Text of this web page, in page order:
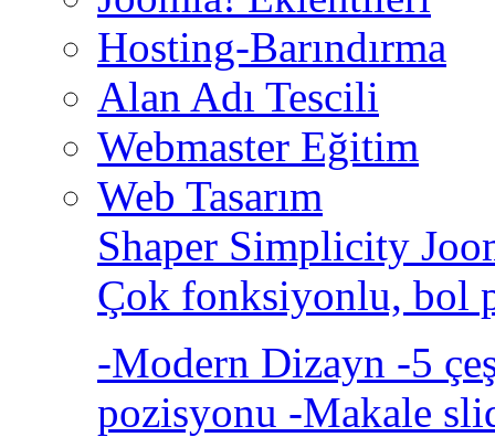
Hosting-Barındırma
Alan Adı Tescili
Webmaster Eğitim
Web Tasarım
Shaper Simplicity
Çok fonksiyonlu, bol
-Modern Dizayn -5
pozisyonu -Makale